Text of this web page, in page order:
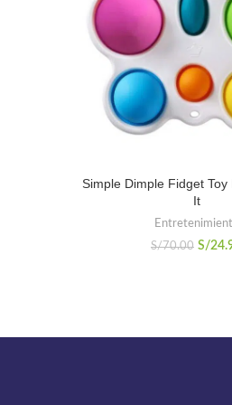
Simple Dimple Fidget
It
S/70.00 El
S/